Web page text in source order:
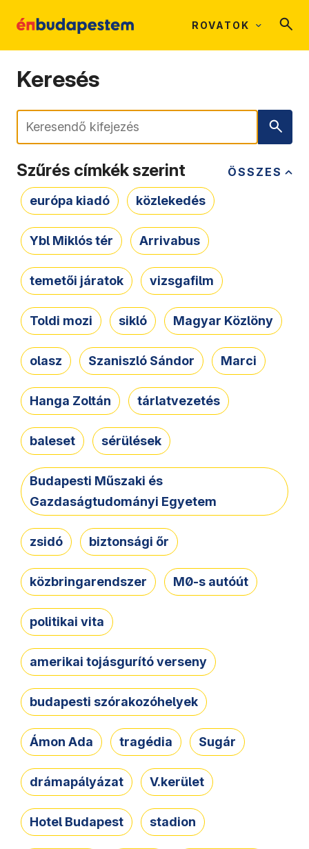
ROVATOK
Keresés
Keresés
ÖSSZES
Szűrés címkék szerint
európa kiadó közlekedés
Ybl Miklós tér Arrivabus
temetői járatok vizsgafilm
Toldi mozi sikló Magyar Közlöny
olasz Szaniszló Sándor Marci
Hanga Zoltán tárlatvezetés
baleset sérülések
Budapesti Műszaki és
Gazdaságtudományi Egyetem
zsidó biztonsági őr
közbringarendszer M0-s autóút
politikai vita
amerikai tojásgurító verseny
budapesti szórakozóhelyek
Ámon Ada tragédia Sugár
drámapályázat V.kerület
Hotel Budapest stadion